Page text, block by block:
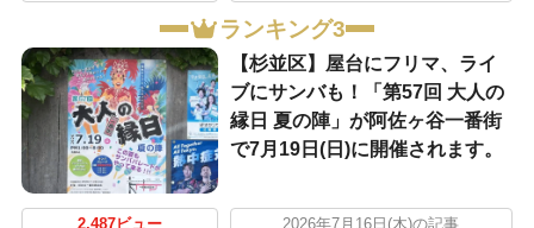
ランキング3
【杉並区】屋台にフリマ、ライ
ブにサンバも！「第57回 大人の
縁日 夏の陣」が阿佐ヶ谷一番街
で7月19日(日)に開催されます。